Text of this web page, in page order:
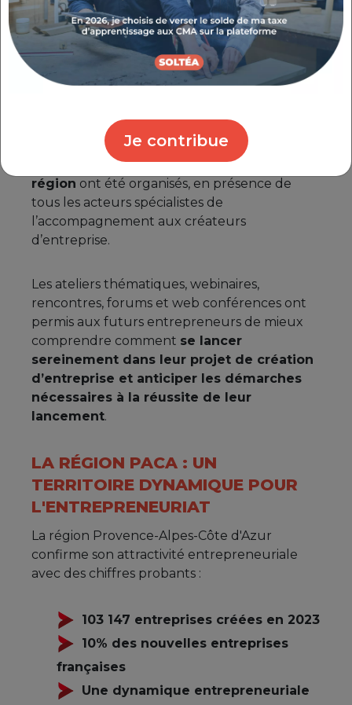
Je contribue
Cette semaine dédiée à l'entrepreneuriat a
ainsi permis de réunir de nombreux porteurs
de projets et d’échanger avec eux pour
66 événements répartis dans toute la
région ont été organisés, en présence de
tous les acteurs spécialistes de
l’accompagnement aux créateurs
d’entreprise.
Les ateliers thématiques, webinaires,
rencontres, forums et web conférences ont
permis aux futurs entrepreneurs de mieux
comprendre comment se lancer
sereinement dans leur projet de création
d’entreprise et anticiper les démarches
nécessaires à la réussite de leur
lancement.
LA RÉGION PACA : UN
TERRITOIRE DYNAMIQUE POUR
L'ENTREPRENEURIAT
La région Provence-Alpes-Côte d'Azur
confirme son attractivité entrepreneuriale
avec des chiffres probants :
103 147 entreprises créées en 2023
10% des nouvelles entreprises
françaises
Une dynamique entrepreneuriale